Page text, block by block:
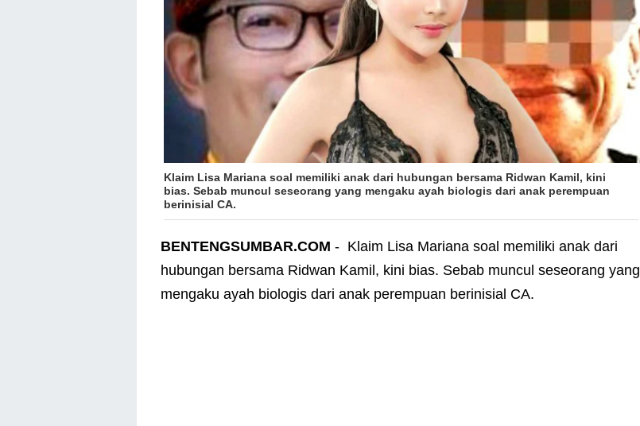
Klaim Lisa Mariana soal memiliki anak dari hubungan bersama Ridwan Kamil, kini
bias. Sebab muncul seseorang yang mengaku ayah biologis dari anak perempuan
berinisial CA.
BENTENGSUMBAR.COM - Klaim Lisa Mariana soal memiliki anak dari
hubungan bersama Ridwan Kamil, kini bias. Sebab muncul seseorang yang
mengaku ayah biologis dari anak perempuan berinisial CA.